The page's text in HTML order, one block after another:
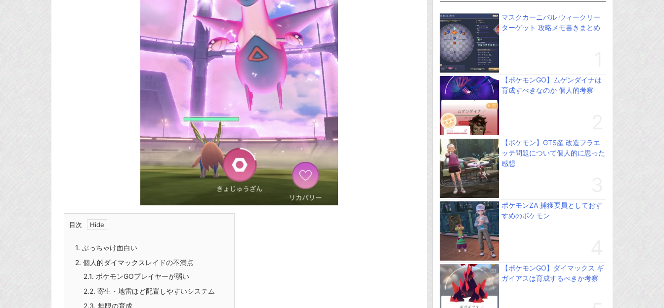
目次
1. ぶっちゃけ面白い
2. 個人的ダイマックスレイドの不満点
2.1. ポケモンGOプレイヤーが弱い
2.2. 寄生・地雷ほど配置しやすいシステム
2.3. 無限の育成
マスクカーニバル ウィークリー
ターゲット 攻略メモ書きまとめ
【ポケモンGO】ムゲンダイナは
育成すべきなのか 個人的考察
【ポケモン】GTS産 改造フラエ
ッテ問題について個人的に思った
感想
ポケモンZA 捕獲要員としておす
すめのポケモン
【ポケモンGO】ダイマックス ギ
ガイアスは育成するべきか考察